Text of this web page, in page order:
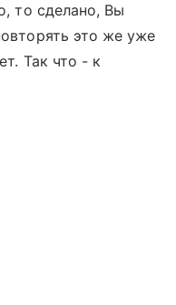
то сделано, Вы
это же уже
Так что - к